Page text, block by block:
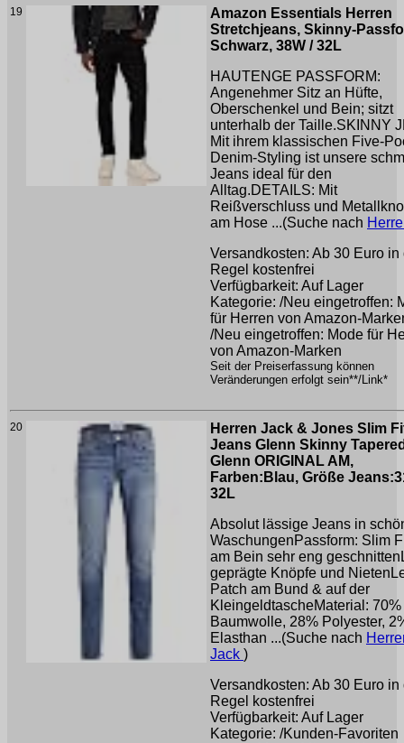
19
Amazon Essentials Herren
Stretchjeans, Skinny-
Schwarz, 38W / 32L
HAUTENGE PASSFORM:
Angenehmer Sitz an Hüfte,
Oberschenkel und Bein; sitzt
unterhalb der Taille.SKINNY
Mit ihrem klassischen Five-
Denim-Styling ist unsere
Jeans ideal für den
Alltag.DETAILS: Mit
Reißverschluss und
am Hose ...(Suche nach
Versandkosten: Ab 30 Euro in
Regel kostenfrei
Verfügbarkeit: Auf Lager
Kategorie: /Neu eingetroffen:
für Herren von Amazon-
/Neu eingetroffen: Mode für
von Amazon-Marken
Seit der Preiserfassung können
Veränderungen erfolgt sein**/Link*
20
Herren Jack & Jones Slim
Jeans Glenn Skinny
Glenn ORIGINAL AM,
Farben:Blau, Größe
32L
Absolut lässige Jeans in
WaschungenPassform: Slim
am Bein sehr eng
geprägte Knöpfe und
Patch am Bund & auf der
KleingeldtascheMaterial: 70%
Baumwolle, 28% Polyester,
Elasthan ...(Suche nach
Jack )
Versandkosten: Ab 30 Euro in
Regel kostenfrei
Verfügbarkeit: Auf Lager
Kategorie: /Kunden-Favoriten